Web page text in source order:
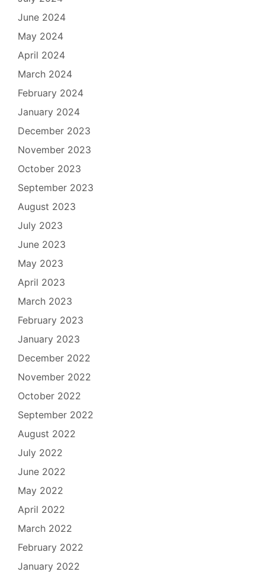
June 2024
May 2024
April 2024
March 2024
February 2024
January 2024
December 2023
November 2023
October 2023
September 2023
August 2023
July 2023
June 2023
May 2023
April 2023
March 2023
February 2023
January 2023
December 2022
November 2022
October 2022
September 2022
August 2022
July 2022
June 2022
May 2022
April 2022
March 2022
February 2022
January 2022